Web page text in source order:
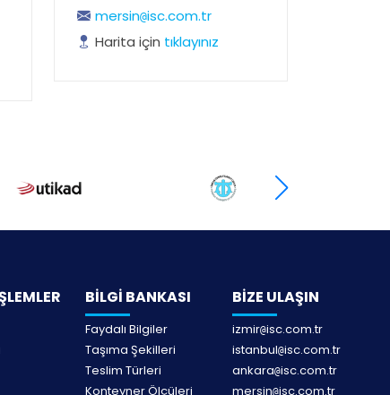
mersin@isc.com.tr
Harita için tıklayınız
BİLGİ BANKASI
Faydalı Bilgiler
Taşıma Şekilleri
Teslim Türleri
Konteyner Ölçüleri
BİZE ULAŞIN
izmir@isc.com.tr
istanbul@isc.com.tr
ankara@isc.com.tr
mersin@isc.com.tr